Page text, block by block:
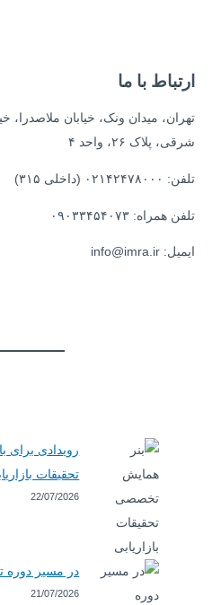
ارتباط با ما
تهران، میدان ونک، خیابان ملاصدرا،
شرقی، پلاک ۲۶، واحد ۴
تلفن: ۰۲۱۴۲۴۷۸۰۰۰ (داخلی ۳۱۵)
تلفن همراه: ۰۹۰۳۳۴۵۴۰۷۳
ایمیل: info@imra.ir
رویدادی
تحقیقات
22/07/2026
در مسیر دوره
21/07/2026